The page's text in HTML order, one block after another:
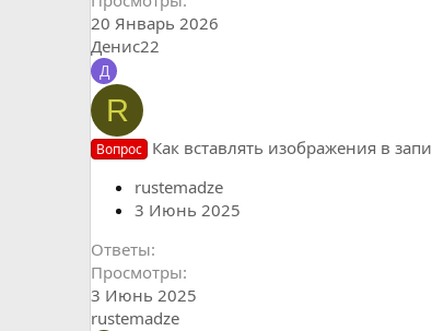
20 Январь 2026
Денис22
Д
R
Вопрос Как вставлять изображения в
rustemadze
3 Июнь 2025
Ответы
Просмотры
3 Июнь 2025
rustemadze